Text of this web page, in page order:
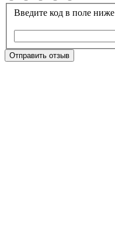
Введите код в поле ниже
Отправить отзыв